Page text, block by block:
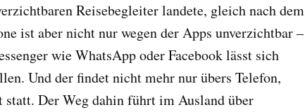
Reisebegleiter landete, gleich nach dem
ist aber nicht nur wegen der Apps unverzichtbar –
wie WhatsApp oder Facebook lässt sich
Und der findet nicht mehr nur übers Telefon,
Der Weg dahin führt im Ausland über